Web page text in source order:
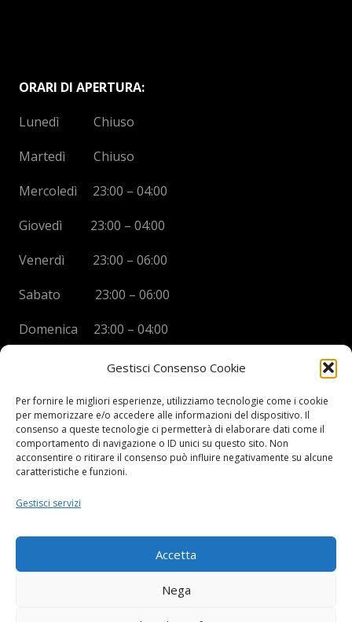
Gestisci Consenso Cookie
Per fornire le migliori esperienze, utilizziamo tecnologie come i cookie
per memorizzare e/o accedere alle informazioni del dispositivo. Il
consenso a queste tecnologie ci permetterà di elaborare dati come il
comportamento di navigazione o ID unici su questo sito. Non
acconsentire o ritirare il consenso può influire negativamente su alcune
caratteristiche e funzioni.
Gestisci servizi
Accetta
Nega
ORARI DI APERTURA:
Lunedì Chiuso
Martedì Chiuso
Mercoledì 23:00 – 04:00
Giovedì 23:00 – 04:00
Venerdì 23:00 – 06:00
Sabato 23:00 – 06:00
Domenica 23:00 – 04:00
BOYS DISCO VICENZA
Via Oreficeria, 68 –36100 Vicenza (VI)
Tel.+39 0444 960737
P.I.03908300241
Privacy Policy e informazioni Legali